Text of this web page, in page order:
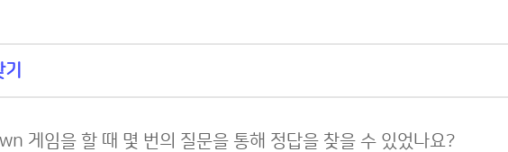
게임을 할 때 몇 번의 질문을 통해 정답을 찾을 수 있었나요?